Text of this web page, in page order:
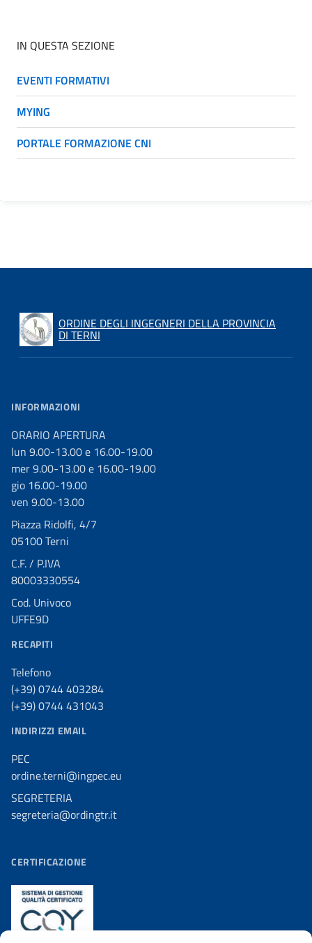
IN QUESTA SEZIONE
EVENTI FORMATIVI
MYING
PORTALE FORMAZIONE CNI
ORDINE DEGLI INGEGNERI DELLA PROVINCIA
DI TERNI
INFORMAZIONI
ORARIO APERTURA
lun 9.00-13.00 e 16.00-19.00
mer 9.00-13.00 e 16.00-19.00
gio 16.00-19.00
ven 9.00-13.00
Piazza Ridolfi, 4/7
05100 Terni
C.F. / P.IVA
80003330554
Cod. Univoco
UFFE9D
RECAPITI
Telefono
(+39) 0744 403284
(+39) 0744 431043
INDIRIZZI EMAIL
PEC
ordine.terni@ingpec.eu
SEGRETERIA
segreteria@ordingtr.it
CERTIFICAZIONE